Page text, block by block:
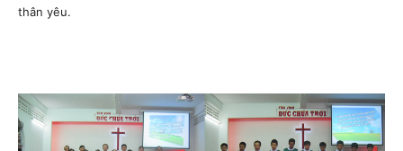
thân yêu.